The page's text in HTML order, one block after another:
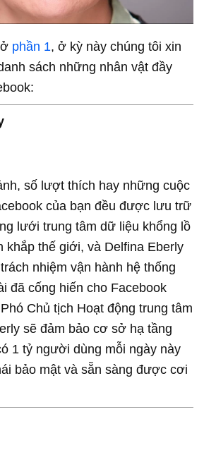
phần 1, ở kỳ này chúng tôi xin
sách những nhân vật đầy
số lượt thích hay những cuộc
của bạn đều được lưu trữ
lưới trung tâm dữ liệu khổng lồ
khắp thế giới, và Delfina Eberly
nhiệm vận hành hệ thống
đã cống hiến cho Facebook
Chủ tịch Hoạt động trung tâm
sẽ đảm bảo cơ sở hạ tầng
1 tỷ người dùng mỗi ngày này
bảo mật và sẵn sàng được cơi